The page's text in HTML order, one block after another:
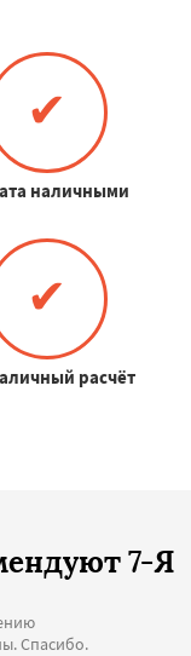
✔
наличными
✔
расчёт
7-Я
Спасибо.